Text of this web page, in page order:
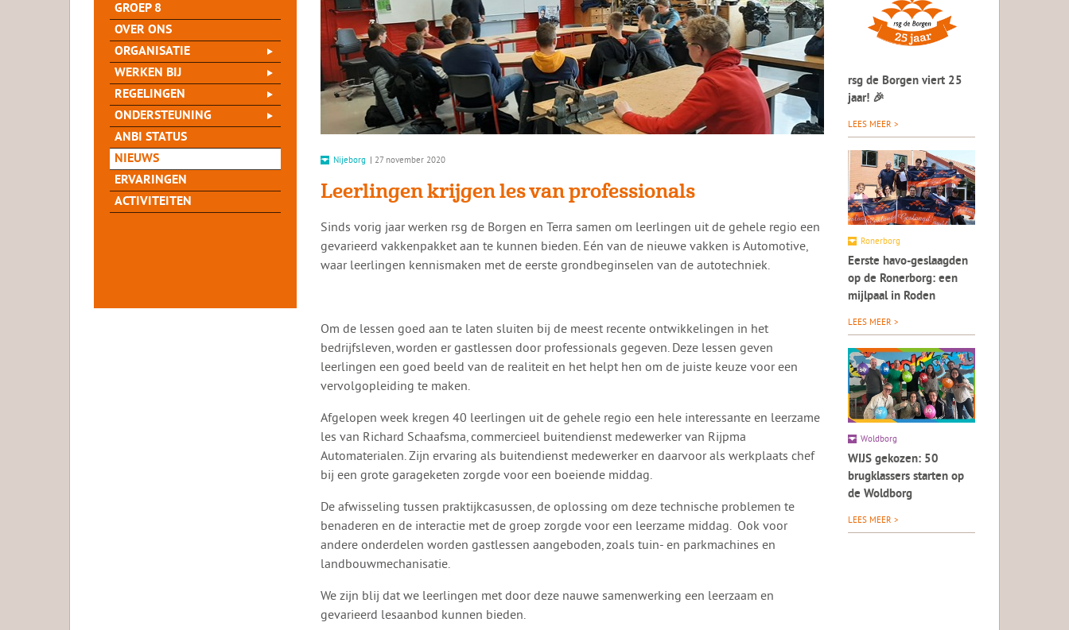
GROEP 8
OVER ONS
ORGANISATIE
WERKEN BIJ
REGELINGEN
ONDERSTEUNING
ANBI STATUS
NIEUWS
ERVARINGEN
ACTIVITEITEN
Nijeborg | 27 november 2020
Leerlingen krijgen les van professionals
​​Sinds vorig jaar werken rsg de Borgen en Terra samen om leerlingen uit de gehele regio een
gevarieerd vakkenpakket aan te kunnen bieden. Eén van de nieuwe vakken is Automotive,
waar leerlingen kennismaken met de eerste grondbeginselen van de autotechniek.
Om de lessen goed aan te laten sluiten bij de meest recente ontwikkelingen in het
bedrijfsleven, worden er gastlessen door professionals gegeven. Deze lessen geven
leerlingen een goed beeld van de realiteit en het helpt hen om de juiste keuze voor een
vervolgopleiding te maken.
Afgelopen week kregen 40 leerlingen uit de gehele regio een hele interessante en leerzame
les van Richard Schaafsma, commercieel buitendienst medewerker van Rijpma
Automaterialen. Zijn ervaring als buitendienst medewerker en daarvoor als werkplaats chef
bij een grote garageketen zorgde voor een boeiende middag.
De afwisseling tussen praktijkcasussen, de oplossing om deze technische problemen te
benaderen en de interactie met de groep zorgde voor een leerzame middag. Ook voor
andere onderdelen worden gastlessen aangeboden, zoals tuin- en parkmachines en
landbouwmechanisatie.
We zijn blij dat we leerlingen met door deze nauwe samenwerking een leerzaam en
gevarieerd lesaanbod kunnen bieden.
rsg de Borgen viert 25
jaar! 🎉
LEES MEER >
Ronerborg
Eerste havo-geslaagden
op de Ronerborg: een
mijlpaal in Roden
LEES MEER >
Woldborg
WIJS gekozen: 50
brugklassers starten op
de Woldborg
LEES MEER >